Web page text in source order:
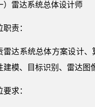
）雷达系统总体设计师
职责：
雷达系统总体方案设计
建模、目标识别、雷达图
要求：